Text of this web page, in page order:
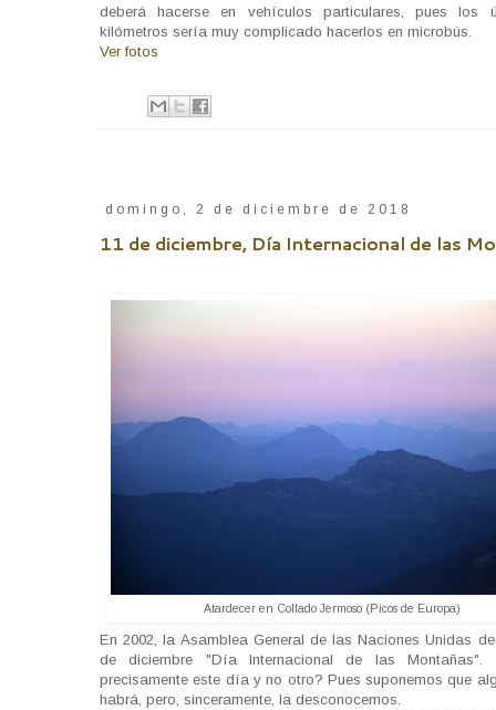
deberá hacerse en vehículos particulares, pues los
kilómetros sería muy complicado hacerlos en microbús.
Ver fotos
domingo, 2 de diciembre de 2018
11 de diciembre, Día Internacional de las
Atardecer en Collado Jermoso (Picos de Europa)
En 2002, la Asamblea General de las Naciones Unidas
de diciembre "Día Internacional de las Montañas".
precisamente este día y no otro? Pues suponemos que
habrá, pero, sinceramente, la desconocemos.